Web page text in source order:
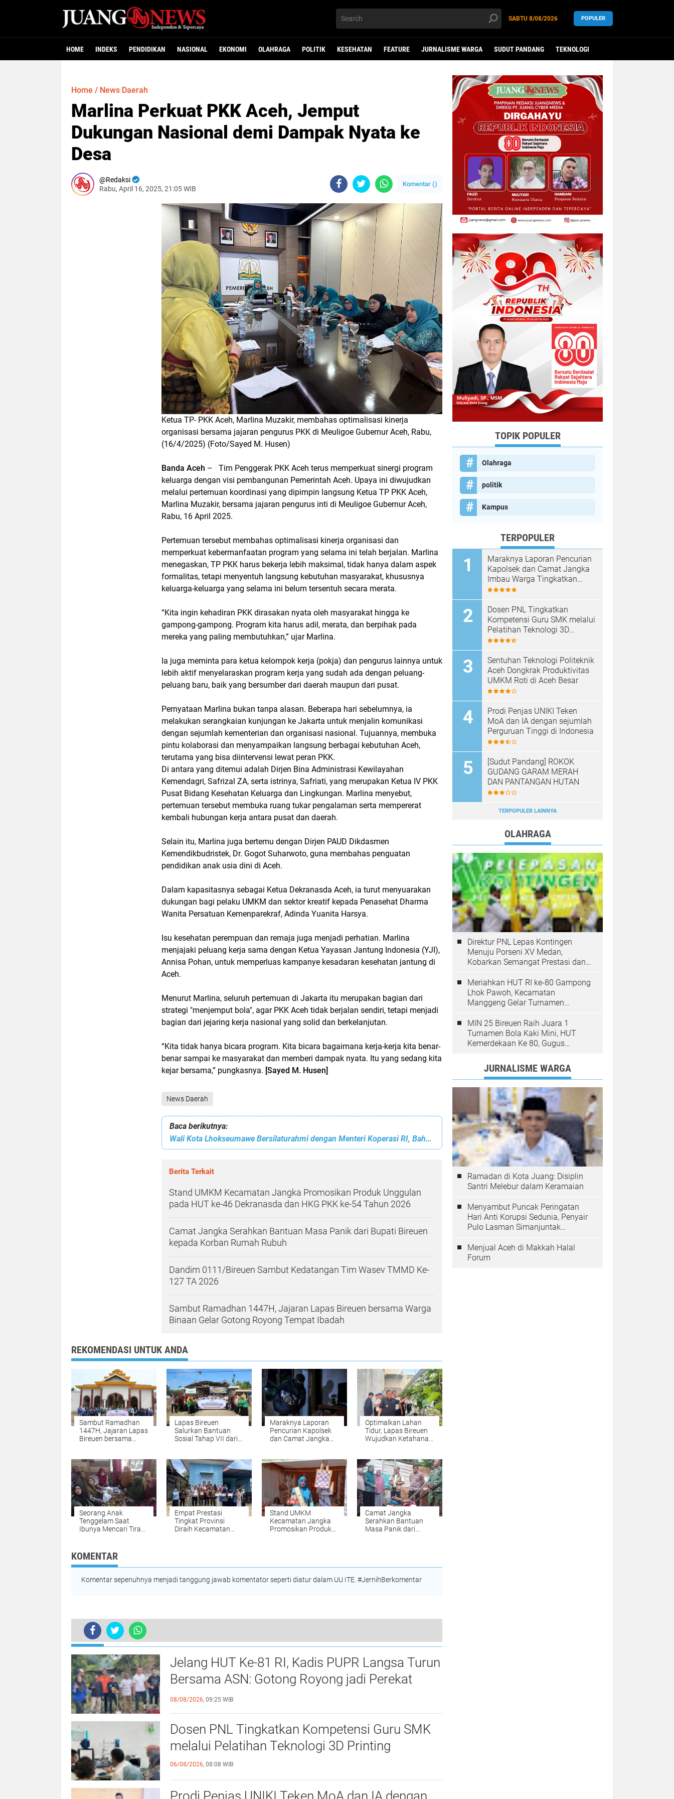
SABTU 8/08/2026 POPULER
HOME INDEKS PENDIDIKAN NASIONAL EKONOMI OLAHRAGA POLITIK KESEHATAN FEATURE JURNALISME WARGA SUDUT PANDANG TEKNOLOGI
Home / News Daerah
Marlina Perkuat PKK Aceh, Jemput
Dukungan Nasional demi Dampak Nyata ke
Desa
Redaksi
Rabu, April 16, 2025, 21:05 WIB
Komentar ()
Ketua TP- PKK Aceh, Marlina Muzakir, membahas optimalisasi kinerja
organisasi bersama jajaran pengurus PKK di Meuligoe Gubernur Aceh, Rabu,
(16/4/2025) (Foto/Sayed M. Husen)
Banda Aceh – Tim Penggerak PKK Aceh terus memperkuat sinergi program
keluarga dengan visi pembangunan Pemerintah Aceh. Upaya ini diwujudkan
melalui pertemuan koordinasi yang dipimpin langsung Ketua TP PKK Aceh,
Marlina Muzakir, bersama jajaran pengurus inti di Meuligoe Gubernur Aceh,
Rabu, 16 April 2025.
Pertemuan tersebut membahas optimalisasi kinerja organisasi dan
memperkuat kebermanfaatan program yang selama ini telah berjalan. Marlina
menegaskan, TP PKK harus bekerja lebih maksimal, tidak hanya dalam aspek
formalitas, tetapi menyentuh langsung kebutuhan masyarakat, khususnya
keluarga-keluarga yang selama ini belum tersentuh secara merata.
“Kita ingin kehadiran PKK dirasakan nyata oleh masyarakat hingga ke
gampong-gampong. Program kita harus adil, merata, dan berpihak pada
mereka yang paling membutuhkan,” ujar Marlina.
Ia juga meminta para ketua kelompok kerja (pokja) dan pengurus lainnya untuk
lebih aktif menyelaraskan program kerja yang sudah ada dengan peluang-
peluang baru, baik yang bersumber dari daerah maupun dari pusat.
Pernyataan Marlina bukan tanpa alasan. Beberapa hari sebelumnya, ia
melakukan serangkaian kunjungan ke Jakarta untuk menjalin komunikasi
dengan sejumlah kementerian dan organisasi nasional. Tujuannya, membuka
pintu kolaborasi dan menyampaikan langsung berbagai kebutuhan Aceh,
terutama yang bisa diintervensi lewat peran PKK.
Di antara yang ditemui adalah Dirjen Bina Administrasi Kewilayahan
Kemendagri, Safrizal ZA, serta istrinya, Safriati, yang merupakan Ketua IV PKK
Pusat Bidang Kesehatan Keluarga dan Lingkungan. Marlina menyebut,
pertemuan tersebut membuka ruang tukar pengalaman serta mempererat
kembali hubungan kerja antara pusat dan daerah.
Selain itu, Marlina juga bertemu dengan Dirjen PAUD Dikdasmen
Kemendikbudristek, Dr. Gogot Suharwoto, guna membahas penguatan
pendidikan anak usia dini di Aceh.
Dalam kapasitasnya sebagai Ketua Dekranasda Aceh, ia turut menyuarakan
dukungan bagi pelaku UMKM dan sektor kreatif kepada Penasehat Dharma
Wanita Persatuan Kemenparekraf, Adinda Yuanita Harsya.
Isu kesehatan perempuan dan remaja juga menjadi perhatian. Marlina
menjajaki peluang kerja sama dengan Ketua Yayasan Jantung Indonesia (YJI),
Annisa Pohan, untuk memperluas kampanye kesadaran kesehatan jantung di
Aceh.
Menurut Marlina, seluruh pertemuan di Jakarta itu merupakan bagian dari
strategi "menjemput bola", agar PKK Aceh tidak berjalan sendiri, tetapi menjadi
bagian dari jejaring kerja nasional yang solid dan berkelanjutan.
“Kita tidak hanya bicara program. Kita bicara bagaimana kerja-kerja kita benar-
benar sampai ke masyarakat dan memberi dampak nyata. Itu yang sedang kita
kejar bersama,” pungkasnya. [Sayed M. Husen]
News Daerah
Baca berikutnya:
Wali Kota Lhokseumawe Bersilaturahmi dengan Menteri Koperasi RI, Bahas Pengembangan Koperasi dan Kunjungan ke Daerah
Berita Terkait
Stand UMKM Kecamatan Jangka Promosikan Produk Unggulan
pada HUT ke-46 Dekranasda dan HKG PKK ke-54 Tahun 2026
Camat Jangka Serahkan Bantuan Masa Panik dari Bupati Bireuen
kepada Korban Rumah Rubuh
Dandim 0111/Bireuen Sambut Kedatangan Tim Wasev TMMD Ke-
127 TA 2026
Sambut Ramadhan 1447H, Jajaran Lapas Bireuen bersama Warga
Binaan Gelar Gotong Royong Tempat Ibadah
REKOMENDASI UNTUK ANDA
Sambut Ramadhan
1447H, Jajaran Lapas
Bireuen bersama
Tempat Ibadah
Lapas Bireuen
Salurkan Bantuan
Sosial Tahap VII dari
Banjir Desa Blang
Panjoe
Maraknya Laporan
Pencurian Kapolsek
dan Camat Jangka
Kewaspadaan
Optimalkan Lahan
Tidur, Lapas Bireuen
Wujudkan Ketahanan
Mandiri
Seorang Anak
Tenggelam Saat
Ibunya Mencari Tiram
Empat Prestasi
Tingkat Provinsi
Diraih Kecamatan
Berprestasi
Stand UMKM
Kecamatan Jangka
Promosikan Produk
Camat Jangka
Serahkan Bantuan
Masa Panik dari
KOMENTAR
Komentar sepenuhnya menjadi tanggung jawab komentator seperti diatur dalam UU ITE. #JernihBerkomentar
Marlina Perkuat PKK Aceh, Jemput Dukungan Nasional demi Dampak Nyata ke Desa
TERKINI
Jelang HUT Ke-81 RI, Kadis PUPR Langsa Turun
Bersama ASN: Gotong Royong jadi Perekat
Kebersamaan
08/08/2026, 09:25 WIB
Dosen PNL Tingkatkan Kompetensi Guru SMK
melalui Pelatihan Teknologi 3D Printing
06/08/2026, 08:08 WIB
Prodi Penjas UNIKI Teken MoA dan IA dengan
TOPIK POPULER
Olahraga
politik
Kampus
TERPOPULER
Maraknya Laporan Pencurian
Kapolsek dan Camat Jangka
Imbau Warga Tingkatkan
Kewaspadaan
Dosen PNL Tingkatkan
Kompetensi Guru SMK melalui
Pelatihan Teknologi 3D
Printing
Sentuhan Teknologi Politeknik
Aceh Dongkrak Produktivitas
UMKM Roti di Aceh Besar
Prodi Penjas UNIKI Teken
MoA dan IA dengan sejumlah
Perguruan Tinggi di Indonesia
[Sudut Pandang] ROKOK
GUDANG GARAM MERAH
DAN PANTANGAN HUTAN
TERPOPULER LAINNYA
OLAHRAGA
Direktur PNL Lepas Kontingen
Menuju Porseni XV Medan,
Kobarkan Semangat Prestasi dan
Meriahkan HUT RI ke-80 Gampong
Lhok Pawoh, Kecamatan
Manggeng Gelar Turnamen
MIN 25 Bireuen Raih Juara 1
Turnamen Bola Kaki Mini, HUT
Kemerdekaan Ke 80, Gugus
JURNALISME WARGA
Ramadan di Kota Juang: Disiplin
Santri Melebur dalam Keramaian
Menyambut Puncak Peringatan
Hari Anti Korupsi Sedunia, Penyair
Pulo Lasman Simanjuntak
Korupsi di Indonesia
Menjual Aceh di Makkah Halal
Forum